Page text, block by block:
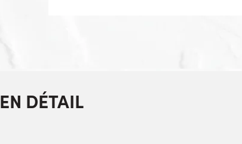
EN DÉTAIL